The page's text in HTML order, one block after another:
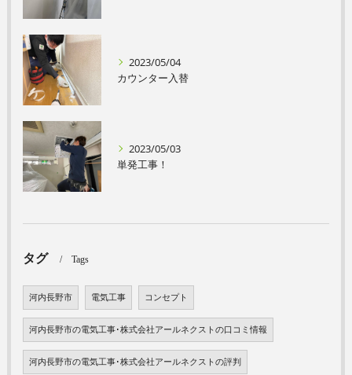
2023/05/04
カウンター入替
2023/05/03
単発工事！
タグ Tags
河内長野市 電気工事 コンセプト
河内長野市の電気工事･株式会社アールネクストの口コミ情報
河内長野市の電気工事･株式会社アールネクストの評判